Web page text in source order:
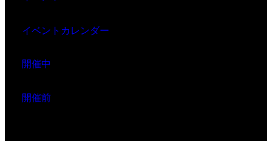
イベントカレンダー
開催中
開催前